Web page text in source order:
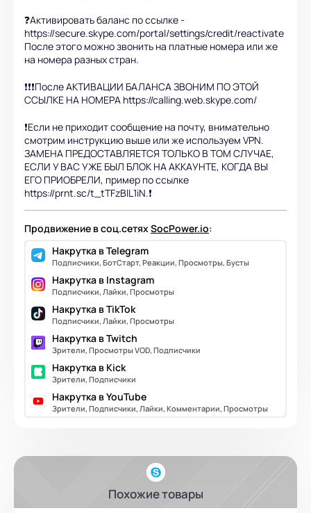
❓Активировать баланс по ссылке -
https://secure.skype.com/portal/settings/credit/reactivate
После этого можно звонить на платные номера или же
на номера разных стран.
❗️❗️❗️После АКТИВАЦИИ БАЛАНСА ЗВОНИМ ПО ЭТОЙ
ССЫЛКЕ НА НОМЕРА https://calling.web.skype.com/
❗️Если не приходит сообщение на почту, внимательно
смотрим инструкцию выше или же используем VPN.
ЗАМЕНА ПРЕДОСТАВЛЯЕТСЯ ТОЛЬКО В ТОМ СЛУЧАЕ,
ЕСЛИ У ВАС УЖЕ БЫЛ БЛОК НА АККАУНТЕ, КОГДА ВЫ
ЕГО ПРИОБРЕЛИ, пример по ссылке
https://prnt.sc/t_tTFzBlL1iN.❗️
Продвижение в соц.сетяхSocPower.io:
Накрутка в Telegram
Подписчики, БотСтарт, Реакции, Просмотры, Бусты
Накрутка в Instagram
Подписчики, Лайки, Просмотры
Накрутка в TikTok
Подписчики, Лайки, Просмотры
Накрутка в Twitch
Зрители, Просмотры VOD, Подписчики
Накрутка в Kick
Зрители, Подписчики
Накрутка в YouTube
Зрители, Подписчики, Лайки, Комментарии, Просмотры
Похожие товары